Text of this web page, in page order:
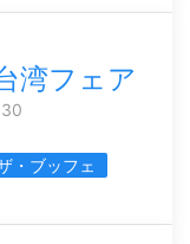
湾フェア
・ブッフェ